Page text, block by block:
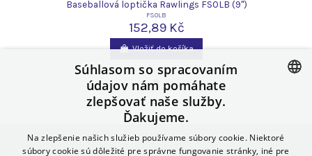
Baseballová loptička Rawlings FSOLB (9")
FSOLB
152,89 Kč
Vložiť do košíka
Informácie POLISH
Súhlasom so spracovaním
údajov nám pomáhate
zlepšovať naše služby.
Ďakujeme.
Na zlepšenie našich služieb používame súbory cookie. Niektoré
súbory cookie sú dôležité pre správne fungovanie stránky, iné pre